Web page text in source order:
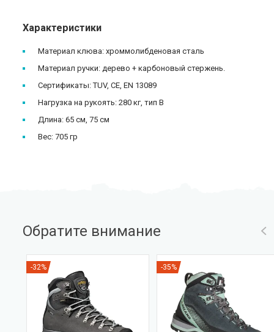
Характеристики
Материал клюва: хроммолибденовая сталь
Материал ручки: дерево + карбоновый стержень.
Сертификаты: TUV, СЕ, EN 13089
Нагрузка на рукоять: 280 кг, тип В
Длина: 65 см, 75 см
Вес: 705 гр
Обратите внимание
-32% -35%